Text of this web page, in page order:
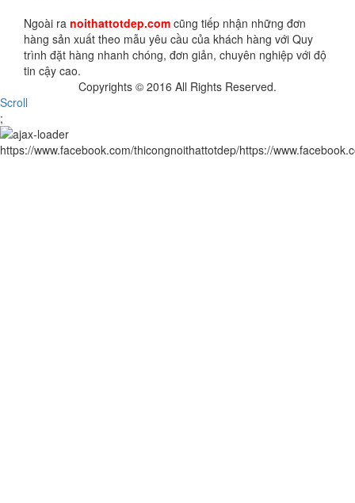
Ngoài ra noithattotdep.com cũng tiếp nhận những đơn
hàng sản xuất theo mẫu yêu cầu của khách hàng với Quy
trình đặt hàng nhanh chóng, đơn giản, chuyên nghiệp với độ
tin cậy cao.
Copyrights © 2016 All Rights Reserved.
Scroll
;
https://www.facebook.com/thicongnoithattotdep/https://